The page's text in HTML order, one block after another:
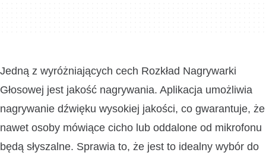
Jedną z wyróżniających cech Rozkład Nagrywarki
Głosowej jest jakość nagrywania. Aplikacja umożliwia
nagrywanie dźwięku wysokiej jakości, co gwarantuje, że
nawet osoby mówiące cicho lub oddalone od mikrofonu
będą słyszalne. Sprawia to, że jest to idealny wybór do